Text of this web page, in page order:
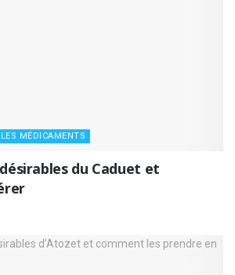
MÉDICAMENTS
du Caduet et